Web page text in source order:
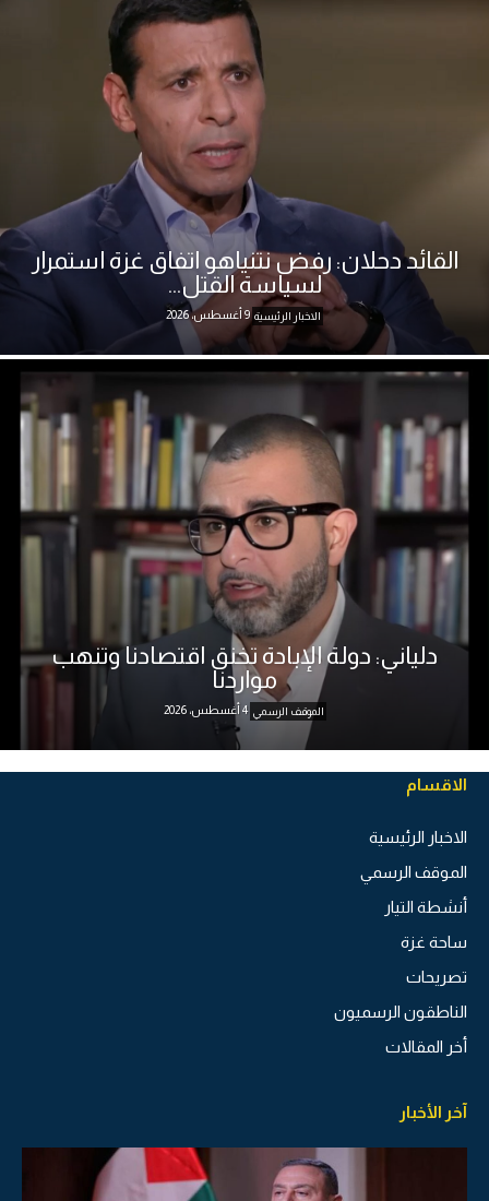
القائد دحلان: رفض نتنياهو اتفاق غزة استمرار
لسياسة القتل...
الاخبار الرئيسية 9 أغسطس، 2026
دلياني: دولة الإبادة تخنق اقتصادنا وتنهب
مواردنا
الموقف الرسمي 4 أغسطس، 2026
الاقسام
الاخبار الرئيسية
الموقف الرسمي
أنشطة التيار
ساحة غزة
تصريحات
الناطقون الرسميون
أخر المقالات
آخر الأخبار